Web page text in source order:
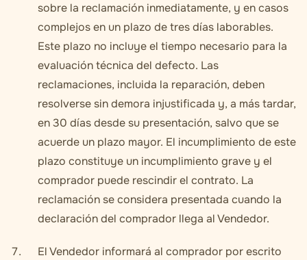
sobre la reclamación inmediatamente, y en casos
complejos en un plazo de tres días laborables.
Este plazo no incluye el tiempo necesario para la
evaluación técnica del defecto. Las
reclamaciones, incluida la reparación, deben
resolverse sin demora injustificada y, a más tardar,
en 30 días desde su presentación, salvo que se
acuerde un plazo mayor. El incumplimiento de este
plazo constituye un incumplimiento grave y el
comprador puede rescindir el contrato. La
reclamación se considera presentada cuando la
declaración del comprador llega al Vendedor.
El Vendedor informará al comprador por escrito